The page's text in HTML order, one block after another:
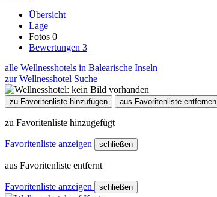
Übersicht
Lage
Fotos 0
Bewertungen 3
alle Wellnesshotels in Balearische Inseln
zur Wellnesshotel Suche
zu Favoritenliste hinzufügen aus Favoritenliste entfernen
zu Favoritenliste hinzugefügt
Favoritenliste anzeigen schließen
aus Favoritenliste entfernt
Favoritenliste anzeigen schließen